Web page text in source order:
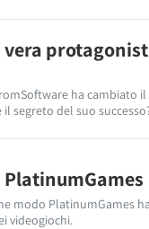
ha cambiato
segreto del suo
modo PlatinumGames
videogiochi.